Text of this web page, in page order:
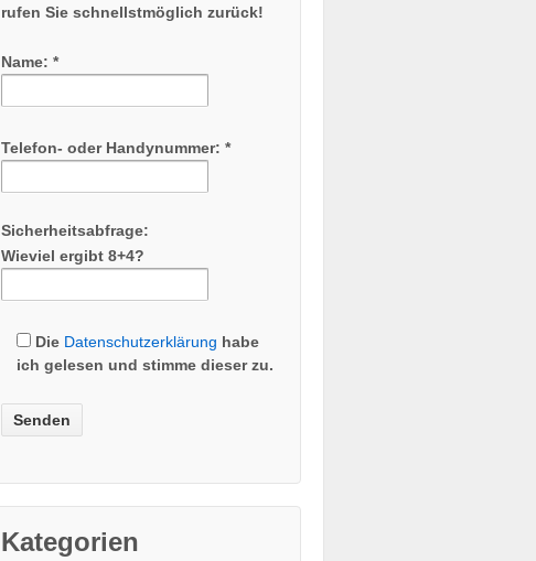
rufen Sie schnellstmöglich zurück!
Name: *
Telefon- oder Handynummer: *
Sicherheitsabfrage:
Wieviel ergibt 8+4?
Die Datenschutzerklärung habe
ich gelesen und stimme dieser zu.
Kategorien